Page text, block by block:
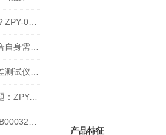
白酒瓶垂直度引发灌装线问题：ZPY-02 垂直轴偏差测试仪提供检测方案
产品特征